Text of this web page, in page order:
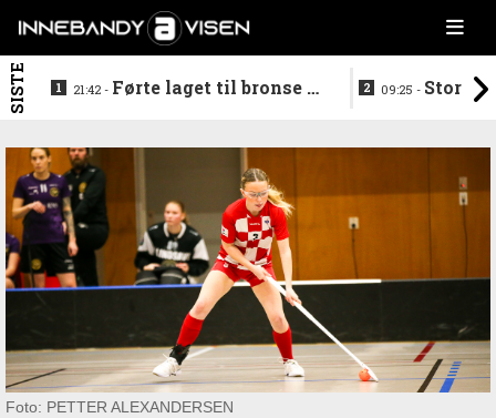
SISTE 21:42 - Førte laget til bronse -
09:25 -
Foto: PETTER ALEXANDERSEN